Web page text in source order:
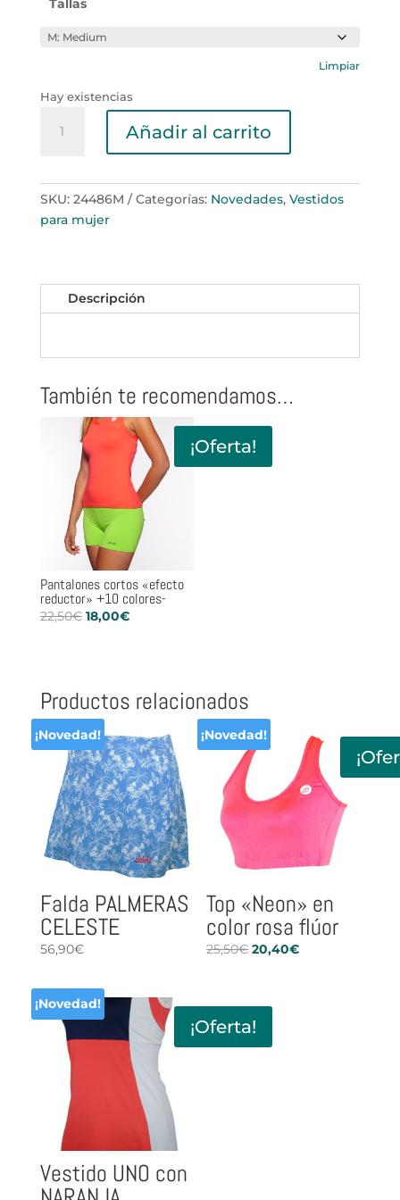
Tallas
Limpiar
Hay existencias
UNO
cantidad
Añadir al carrito
SKU: 24486M Categorías: Novedades, Vestidos
para mujer
Descripción
También te recomendamos…
¡Oferta!
Pantalones cortos «efecto
reductor» +10 colores-
22,50€ El
22,50€.
18,00€El
18,00€.
Productos relacionados
¡Novedad!
Falda PALMERAS
CELESTE
56,90€
¡Novedad!
Top «Neon» en
color rosa flúor
25,50€ El
era:
25,50€.
20,40€El
¡Oferta!
¡Novedad!
Vestido UNO con